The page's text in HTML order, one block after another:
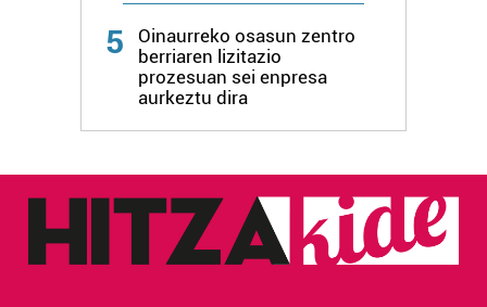
5
Oinaurreko osasun zentro
berriaren lizitazio
prozesuan sei enpresa
aurkeztu dira